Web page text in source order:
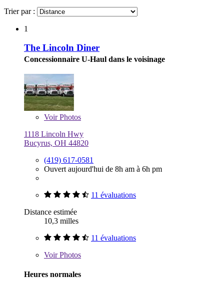
Trier par :
1
The Lincoln Diner
Concessionnaire U-Haul dans le voisinage
VoirPhotos
1118 Lincoln Hwy
Bucyrus, OH 44820
(419) 617-0581
Ouvert aujourd'hui de 8h am à 6h pm
11 évaluations
Distance estimée
10,3 milles
11 évaluations
VoirPhotos
Heures normales